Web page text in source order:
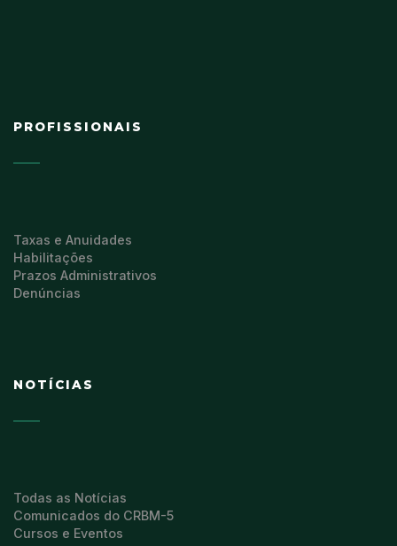
PROFISSIONAIS
Taxas e Anuidades
Habilitações
Prazos Administrativos
Denúncias
NOTÍCIAS
Todas as Notícias
Comunicados do CRBM-5
Cursos e Eventos